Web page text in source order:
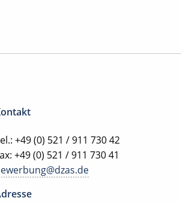
+49 (0) 521 / 911 730 42
+49 (0) 521 / 911 730 41